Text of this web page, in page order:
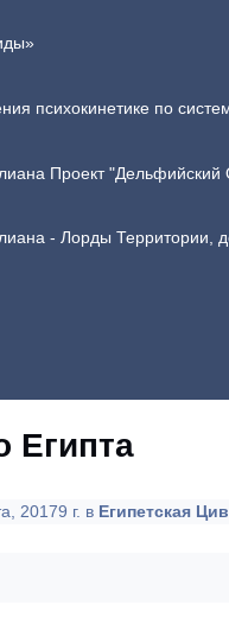
психокинетике по
Проект "Дельфийский
- Лорды Территории,
Египта
20179 г. в Египетская